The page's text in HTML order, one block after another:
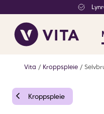
Vita Kroppspleie
Kroppspleie